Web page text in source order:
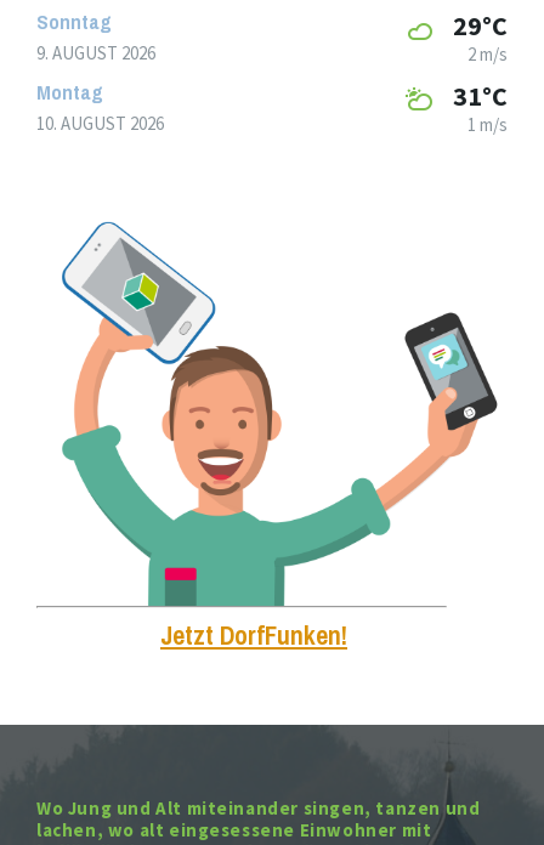
Sonntag
9. AUGUST 2026
29°C
2 m/s
Montag
10. AUGUST 2026
31°C
1 m/s
Jetzt DorfFunken!
Wo Jung und Alt miteinander singen, tanzen und
lachen, wo alt eingesessene Einwohner mit